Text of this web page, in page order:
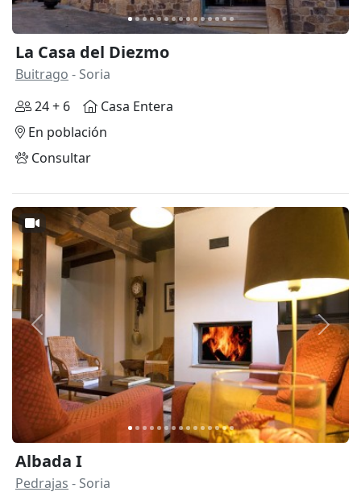
La Casa del Diezmo
Buitrago - Soria
24 + 6
Casa Entera
En población
Consultar
Anterior
Albada I
Pedrajas - Soria